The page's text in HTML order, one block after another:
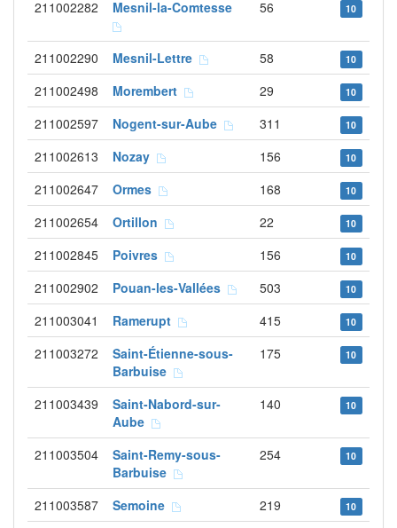
211002282 Mesnil-la-Comtesse 56 10
211002290 Mesnil-Lettre 58 10
211002498 Morembert 29 10
211002597 Nogent-sur-Aube 311 10
211002613 Nozay 156 10
211002647 Ormes 168 10
211002654 Ortillon 22 10
211002845 Poivres 156 10
211002902 Pouan-les-Vallées 503 10
211003041 Ramerupt 415 10
211003272
Saint-Étienne-sous-
Barbuise
175 10
211003439
Saint-Nabord-sur-
Aube
140 10
211003504
Saint-Remy-sous-
Barbuise
254 10
211003587 Semoine 219 10